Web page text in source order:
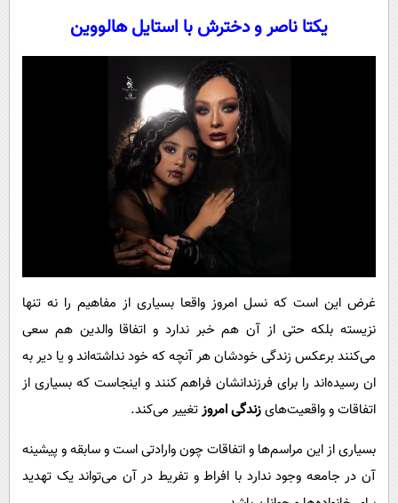
یکتا ناصر و دخترش با استایل هالووین
غرض این است که نسل امروز واقعا بسیاری از مفاهیم را نه تنها
نزیسته بلکه حتی از آن هم خبر ندارد و اتفاقا والدین هم سعی
می‌کنند برعکس زندگی خودشان هر آنچه که خود نداشته‌اند و یا دیر به
ان رسیده‌اند را برای فرزندانشان فراهم کنند و اینجاست که بسیاری از
اتفاقات و واقعیت‌هایزندگی امروزتغییر می‌کند.
بسیاری از این مراسم‌ها و اتفاقات چون وارادتی است و سابقه و پیشینه
آن در جامعه وجود ندارد با افراط و تفریط در آن می‌تواند یک تهدید